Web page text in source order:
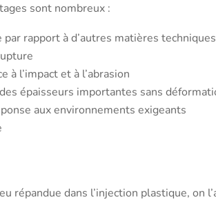
sont nombreux :
rapport à d’autres matières techniques
à l’impact et à l’abrasion
épaisseurs importantes sans
aux environnements exigeants
répandue dans l’injection plastique, on